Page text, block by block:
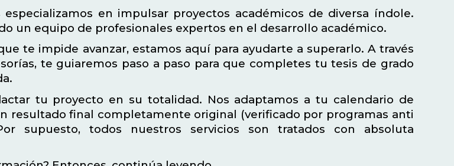
especializamos en impulsar proyectos académicos de diversa índole.
un equipo de profesionales expertos en el desarrollo académico.
te impide avanzar, estamos aquí para ayudarte a superarlo. A través
te guiaremos paso a paso para que completes tu tesis de grado
tu proyecto en su totalidad. Nos adaptamos a tu calendario de
resultado final completamente original (verificado por programas anti
supuesto, todos nuestros servicios son tratados con absoluta